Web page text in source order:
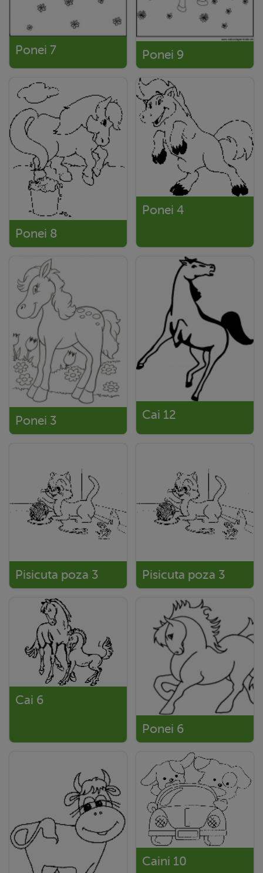
Ponei 7 Ponei 9
Ponei 8
Ponei 4
Ponei 3 Cai 12
Pisicuta poza 3 Pisicuta poza 3
Cai 6
Ponei 6
Caini 10